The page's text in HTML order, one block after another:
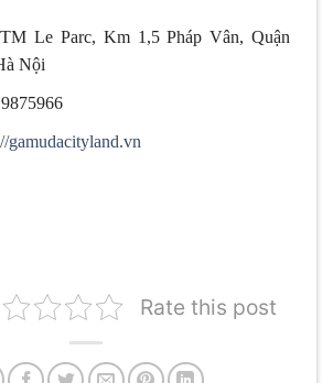
Le Parc, Km 1,5 Pháp Vân, Quận
Nội
gamudacityland.vn
Rate this post